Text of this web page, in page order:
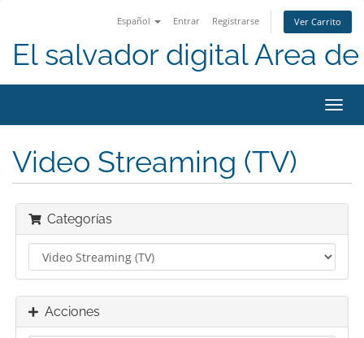
Español Entrar Registrarse Ver Carrito
El salvador digital Area
Video Streaming (TV)
Categorías
Acciones